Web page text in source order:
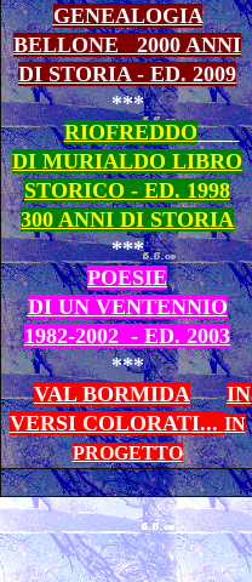
GENEALOGIA
BELLONE
2000 ANNI
DI STORIA - ED. 2009
***
RIOFREDDO
DI MURIALDO LIBRO
STORICO - ED. 1998
300 ANNI DI STORIA
***
POESIE
DI UN VENTENNIO
1982-2002 - ED. 2003
***
VAL BORMIDA
IN
VERSI COLORATI... IN
PROGETTO